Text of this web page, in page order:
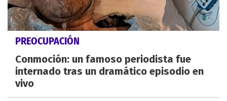
PREOCUPACIÓN
Conmoción: un famoso periodista fue
internado tras un dramático episodio en
vivo